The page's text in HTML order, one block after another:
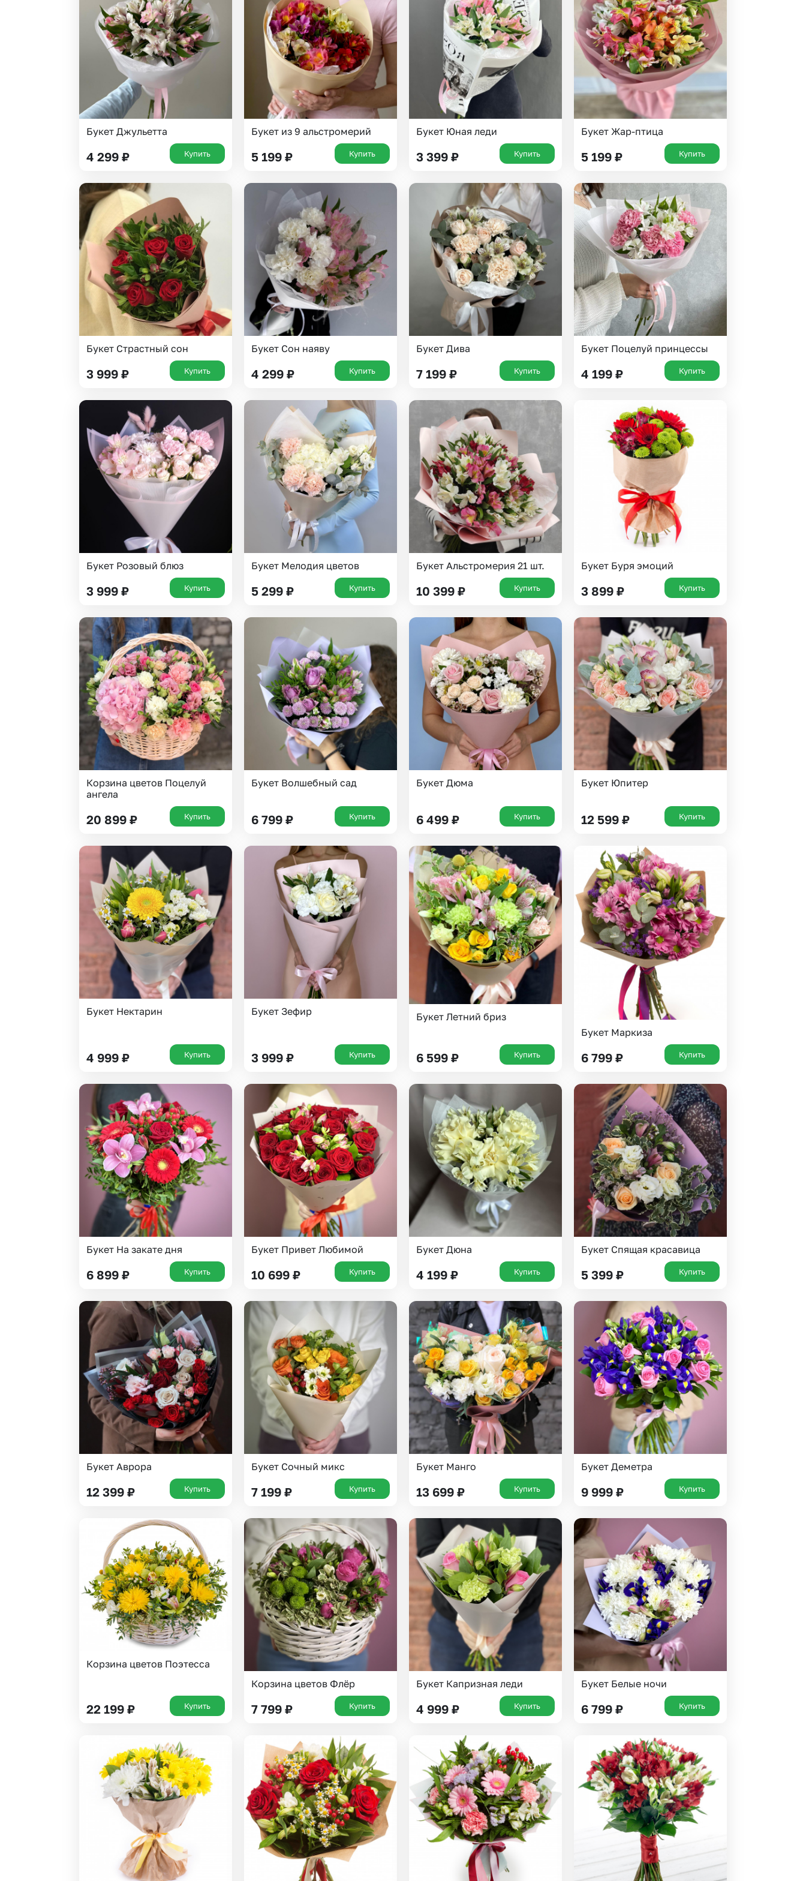
Гвоздики
Георгины
Гипсофила
Гортензии
Ирисы
Каллы
Статица
Суккуленты
Тюльпаны
Insta букеты
Хиты продаж
До 10000 рублей
Черная пятница
Все категории
Выберите город доставки
Казань
Уфа
Челябинск
Екатеринбург
Новосибирск
Омск
Волгоград
Воронеж
Букет Джульетта
4 299 ₽ Купить
Букет из 9 альстромерий
5 199 ₽ Купить
Букет Юная леди
3 399 ₽ Купить
Букет Жар-птица
5 199 ₽ Купить
Букет Страстный сон
3 999 ₽ Купить
Букет Сон наяву
4 299 ₽ Купить
Букет Дива
7 199 ₽ Купить
Букет Поцелуй принцессы
4 199 ₽ Купить
Букет Розовый блюз
3 999 ₽ Купить
Букет Мелодия цветов
5 299 ₽ Купить
Букет Альстромерия 21 шт.
10 399 ₽ Купить
Букет Буря эмоций
3 899 ₽ Купить
Корзина цветов Поцелуй
ангела
20 899 ₽ Купить
Букет Волшебный сад
6 799 ₽ Купить
Букет Дюма
6 499 ₽ Купить
Букет Юпитер
12 599 ₽ Купить
Букет Нектарин
4 999 ₽ Купить
Букет Зефир
3 999 ₽ Купить
Букет Летний бриз
6 599 ₽ Купить
Букет Маркиза
6 799 ₽ Купить
Букет На закате дня
6 899 ₽ Купить
Букет Привет Любимой
10 699 ₽ Купить
Букет Дюна
4 199 ₽ Купить
Букет Спящая красавица
5 399 ₽ Купить
Букет Аврора
12 399 ₽ Купить
Букет Сочный микс
7 199 ₽ Купить
Букет Манго
13 699 ₽ Купить
Букет Деметра
9 999 ₽ Купить
Корзина цветов Поэтесса
22 199 ₽ Купить
Корзина цветов Флёр
7 799 ₽ Купить
Букет Капризная леди
4 999 ₽ Купить
Букет Белые ночи
6 799 ₽ Купить